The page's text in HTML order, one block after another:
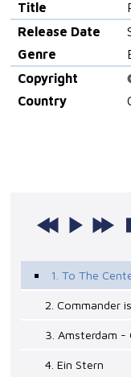
Title
Release Date
Genre
Copyright
Country
1. To The
2. Commander
3. Amsterdam -
4. Ein Stern